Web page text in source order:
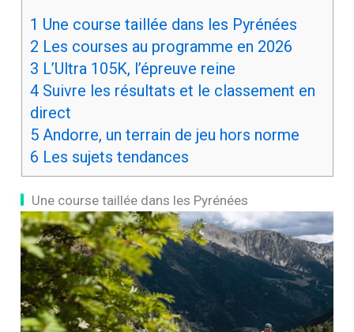
1 Une course taillée dans les Pyrénées
2 Les courses au programme en 2026
3 L’Ultra 105K, l’épreuve reine
4Suivre les résultats et le classement en
direct
5Andorre, un terrain de jeu hors norme
6 Les sujets tendances
Une course taillée dans les Pyrénées